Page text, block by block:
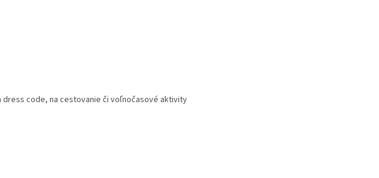
dress code, na cestovanie či voľnočasové aktivity